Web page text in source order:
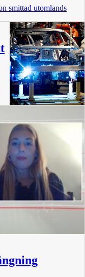
smittad utomlands